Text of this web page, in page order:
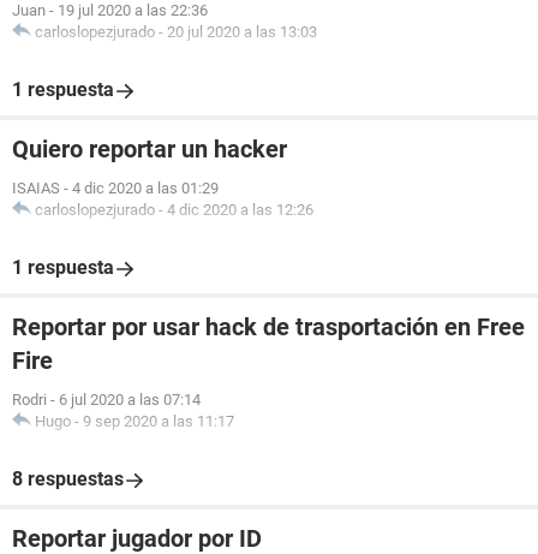
Juan - 19 jul 2020 a las 22:36
carloslopezjurado - 20 jul 2020 a las 13:03
1 respuesta
Quiero reportar un hacker
ISAIAS - 4 dic 2020 a las 01:29
carloslopezjurado - 4 dic 2020 a las 12:26
1 respuesta
Reportar por usar hack de trasportación en Free
Fire
Rodri - 6 jul 2020 a las 07:14
Hugo - 9 sep 2020 a las 11:17
8 respuestas
Reportar jugador por ID